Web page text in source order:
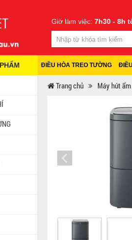
Giờ làm việc: 7h30 - 8h
ĐIỀU HÒA TREO TƯỜNG
Trang chủ Máy hút ẩm